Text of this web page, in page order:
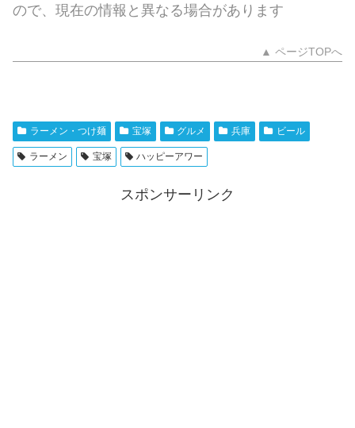
ので、現在の情報と異なる場合があります
▲ ページTOPへ
ラーメン・つけ麺 宝塚 グルメ 兵庫 ビール
ラーメン 宝塚 ハッピーアワー
スポンサーリンク